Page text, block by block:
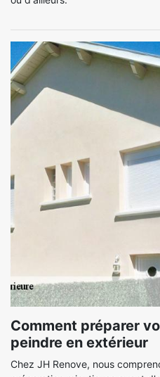
Comment préparer
peindre en extérieur
Chez JH Renove, nous